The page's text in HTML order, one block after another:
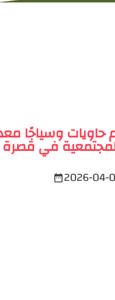
حاويات وسياجًا
في
2026-04-
date_range